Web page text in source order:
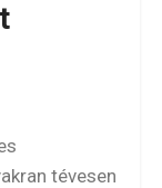
tévesen